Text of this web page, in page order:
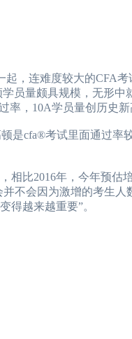
，连难度较大的CFA考
员量颇具规模，无形中
率，10A学员量创历史新
是cfa®考试里面通过率
比2016年，今年预估
并不会因为激增的考生人
得越来越重要”。
（CFA）认证考试介绍
2024年CFA考试科目介绍